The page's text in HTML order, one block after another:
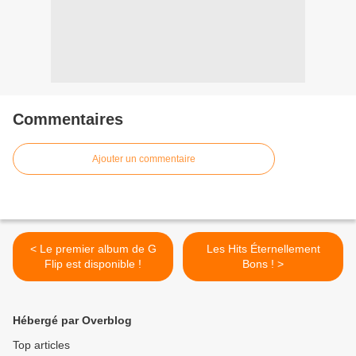
Commentaires
Ajouter un commentaire
< Le premier album de G
Flip est disponible !
Les Hits Éternellement
Bons ! >
Hébergé par Overblog
Top articles